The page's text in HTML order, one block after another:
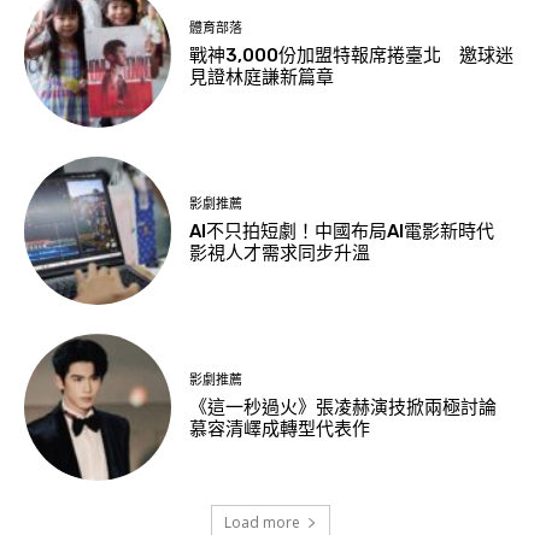
體育部落
戰神3,000份加盟特報席捲臺北 邀球迷
見證林庭謙新篇章
影劇推薦
AI不只拍短劇！中國布局AI電影新時代
影視人才需求同步升溫
影劇推薦
《這一秒過火》張凌赫演技掀兩極討論
慕容清嶧成轉型代表作
Load more